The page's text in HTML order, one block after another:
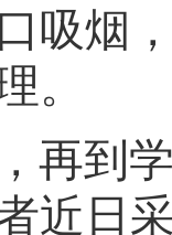
吸烟
。
， 再到
近日